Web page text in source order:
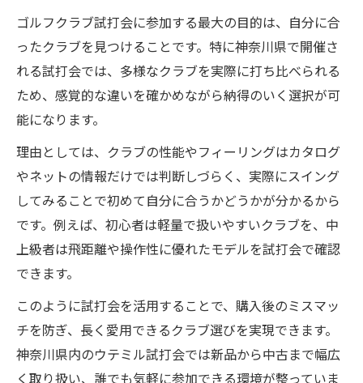
ゴルフクラブ試打会に参加する最大の目的は、自分に合
ったクラブを見つけることです。特に神奈川県で開催さ
れる試打会では、多様なクラブを実際に打ち比べられる
ため、感覚的な違いを確かめながら納得のいく選択が可
能になります。
理由としては、クラブの性能やフィーリングはカタログ
やネットの情報だけでは判断しづらく、実際にスイング
してみることで初めて自分に合うかどうかが分かるから
です。例えば、初心者は軽量で扱いやすいクラブを、中
上級者は飛距離や操作性に優れたモデルを試打会で確認
できます。
このように試打会を活用することで、購入後のミスマッ
チを防ぎ、長く愛用できるクラブ選びを実現できます。
神奈川県内のウテミル試打会では新品から中古まで幅広
く取り扱い、誰でも気軽に参加できる環境が整っていま